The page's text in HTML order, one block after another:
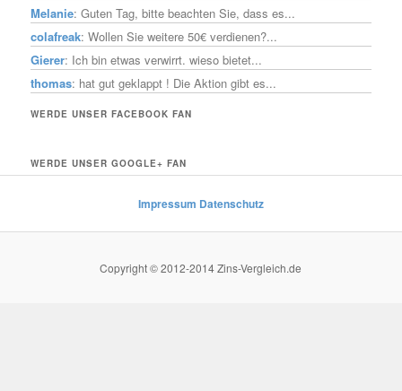
Melanie: Guten Tag, bitte beachten Sie, dass es...
colafreak: Wollen Sie weitere 50€ verdienen?...
Gierer: Ich bin etwas verwirrt. wieso bietet...
thomas: hat gut geklappt ! Die Aktion gibt es...
WERDE UNSER FACEBOOK FAN
WERDE UNSER GOOGLE+ FAN
Impressum Datenschutz
Copyright © 2012-2014 Zins-Vergleich.de